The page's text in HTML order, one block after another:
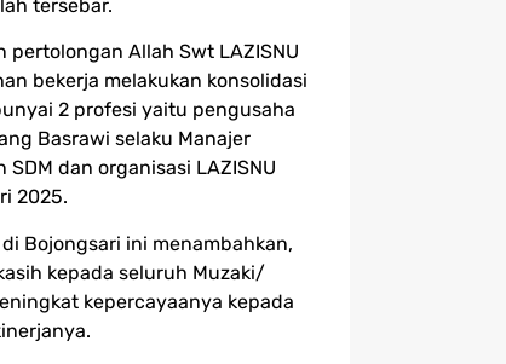
tersebar.
pertolongan Allah Swt LAZISNU
bekerja melakukan konsolidasi
2 profesi yaitu pengusaha
Basrawi selaku Manajer
dan organisasi LAZISNU
2025.
Bojongsari ini menambahkan,
kepada seluruh Muzaki/
kepercayaanya kepada